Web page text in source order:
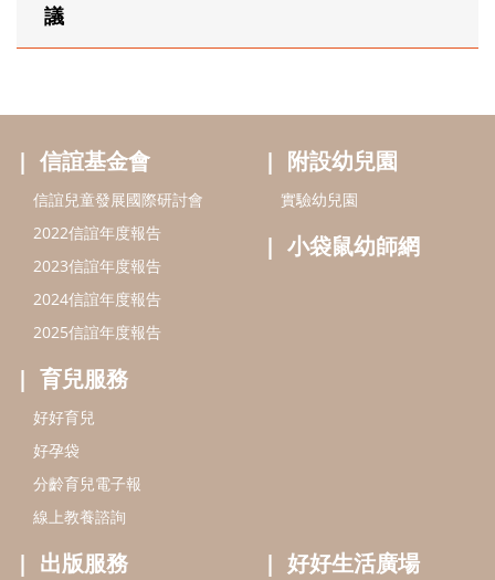
議
信誼基金會
信誼兒童發展國際研討會
2022信誼年度報告
2023信誼年度報告
2024信誼年度報告
2025信誼年度報告
育兒服務
好好育兒
好孕袋
分齡育兒電子報
線上教養諮詢
附設幼兒園
實驗幼兒園
小袋鼠幼師網
出版服務 好好生活廣場